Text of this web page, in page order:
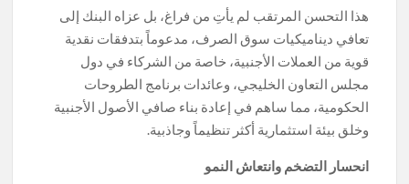
هذا التحسن المرتقب لم يأتِ من فراغ، بل عزاه البنك إلى
تعافي ديناميكيات سوق الصرف، مدعوماً بتدفقات نقدية
قوية من العملات الأجنبية، خاصة من الشركاء في دول
مجلس التعاون الخليجي، وعائدات برنامج الطروحات
الحكومية، مما ساهم في إعادة بناء صافي الأصول الأجنبية
وخلق بيئة استثمارية أكثر تنظيماً وجاذبية.
انحسار التضخم وانتعاش النمو